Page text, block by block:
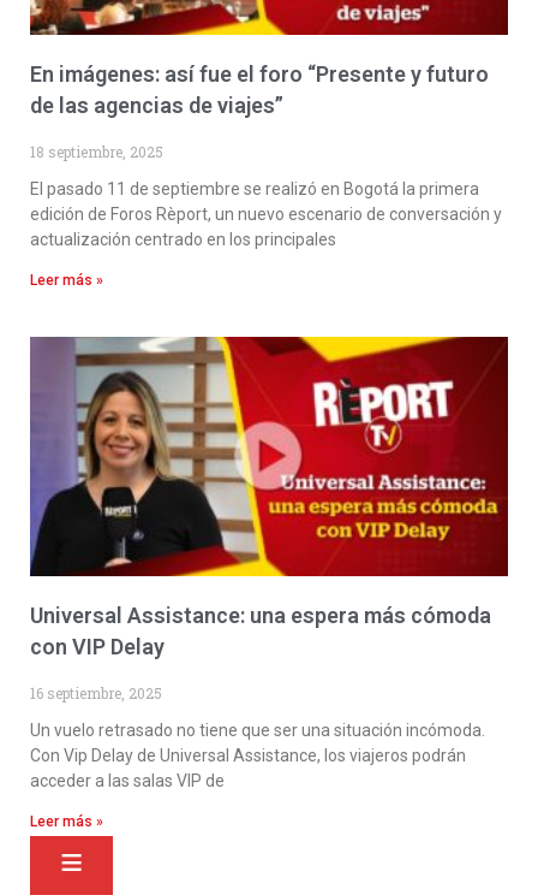
En imágenes: así fue el foro “Presente y futuro
de las agencias de viajes”
18 septiembre, 2025
El pasado 11 de septiembre se realizó en Bogotá la primera
edición de Foros Rèport, un nuevo escenario de conversación y
actualización centrado en los principales
Leer más »
Universal Assistance: una espera más cómoda
con VIP Delay
16 septiembre, 2025
Un vuelo retrasado no tiene que ser una situación incómoda.
Con Vip Delay de Universal Assistance, los viajeros podrán
acceder a las salas VIP de
Leer más »